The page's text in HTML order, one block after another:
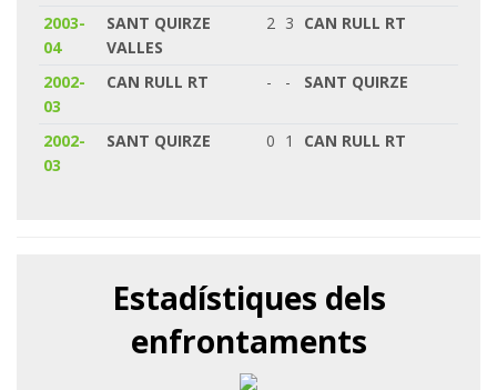
2003-
04
SANT QUIRZE
VALLES
2 3 CAN RULL RT
2002-
03
CAN RULL RT - - SANT QUIRZE
2002-
03
SANT QUIRZE 0 1 CAN RULL RT
Estadístiques dels
enfrontaments